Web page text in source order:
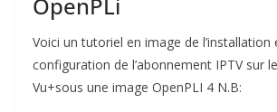
Voici un tutoriel en image de l’installation
configuration de l’abonnement IPTV sur
Vu+sous une image OpenPLI 4 N.B: